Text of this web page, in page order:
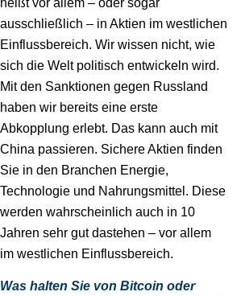
heißt vor allem – oder sogar
ausschließlich – in Aktien im westlichen
Einflussbereich. Wir wissen nicht, wie
sich die Welt politisch entwickeln wird.
Mit den Sanktionen gegen Russland
haben wir bereits eine erste
Abkopplung erlebt. Das kann auch mit
China passieren. Sichere Aktien finden
Sie in den Branchen Energie,
Technologie und Nahrungsmittel. Diese
werden wahrscheinlich auch in 10
Jahren sehr gut dastehen – vor allem
im westlichen Einflussbereich.
Was halten Sie von Bitcoin oder